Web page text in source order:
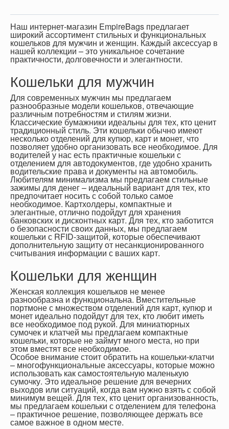
Наш интернет-магазин EmpireBags предлагает
широкий ассортимент стильных и функциональных
кошельков для мужчин и женщин. Каждый аксессуар в
нашей коллекции – это уникальное сочетание
практичности, долговечности и элегантности.
Кошельки для мужчин
Для современных мужчин мы предлагаем
разнообразные модели кошельков, отвечающие
различным потребностям и стилям жизни.
Классические бумажники идеальны для тех, кто ценит
традиционный стиль. Эти кошельки обычно имеют
несколько отделений для купюр, карт и монет, что
позволяет удобно организовать все необходимое. Для
водителей у нас есть практичные кошельки с
отделением для автодокументов, где удобно хранить
водительские права и документы на автомобиль.
Любителям минимализма мы предлагаем стильные
зажимы для денег – идеальный вариант для тех, кто
предпочитает носить с собой только самое
необходимое. Картхолдеры, компактные и
элегантные, отлично подойдут для хранения
банковских и дисконтных карт. Для тех, кто заботится
о безопасности своих данных, мы предлагаем
кошельки с RFID-защитой, которые обеспечивают
дополнительную защиту от несанкционированного
считывания информации с ваших карт.
Кошельки для женщин
Женская коллекция кошельков не менее
разнообразна и функциональна. Вместительные
портмоне с множеством отделений для карт, купюр и
монет идеально подойдут для тех, кто любит иметь
все необходимое под рукой. Для миниатюрных
сумочек и клатчей мы предлагаем компактные
кошельки, которые не займут много места, но при
этом вместят все необходимое.
Особое внимание стоит обратить на кошельки-клатчи
– многофункциональные аксессуары, которые можно
использовать как самостоятельную маленькую
сумочку. Это идеальное решение для вечерних
выходов или ситуаций, когда вам нужно взять с собой
минимум вещей. Для тех, кто ценит организованность,
мы предлагаем кошельки с отделением для телефона
– практичное решение, позволяющее держать все
самое важное в одном месте.